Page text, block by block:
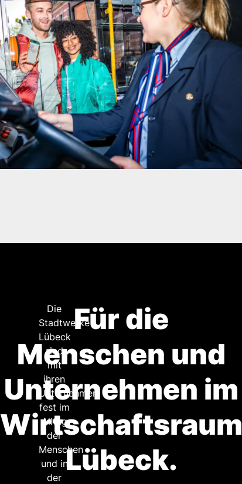
Für die
Menschen und
Unternehmen im
Wirtschaftsraum
Lübeck.
Die
Stadtwerke
Lübeck
sind
mit
ihren
Unternehmen
fest im
Alltag
der
Menschen
und in
der